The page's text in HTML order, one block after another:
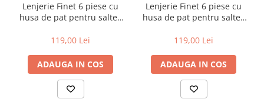
Lenjerie Finet 6 piese cu
husa de pat pentru saltea
119,00 Lei
ADAUGA IN COS
Lenjerie Finet 6 piese cu
husa de pat pentru saltea
119,00 Lei
ADAUGA IN COS